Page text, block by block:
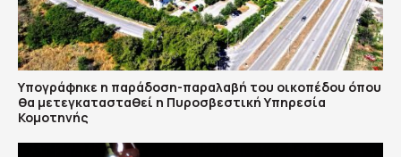
Υπογράφηκε η παράδοση-παραλαβή του οικοπέδου όπου
θα μετεγκατασταθεί η Πυροσβεστική Υπηρεσία
Κομοτηνής